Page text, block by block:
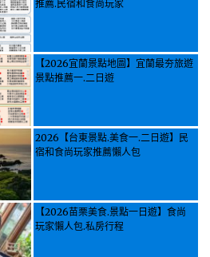
推薦.民宿和食尚玩家
【2026宜蘭景點地圖】宜蘭最夯旅遊
景點推薦一.二日遊
2026【台東景點.美食一.二日遊】民
宿和食尚玩家推薦懶人包
【2026苗栗美食.景點一日遊】食尚
玩家懶人包.私房行程